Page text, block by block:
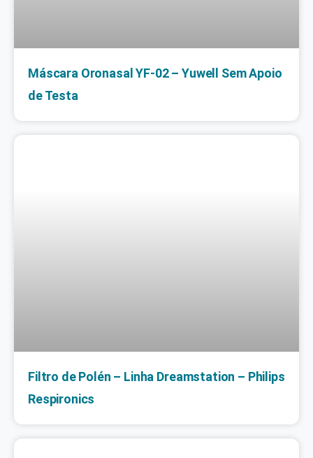
Máscara Oronasal YF-02 – Yuwell Sem Apoio
de Testa
Filtro de Polén – Linha Dreamstation – Philips
Respironics